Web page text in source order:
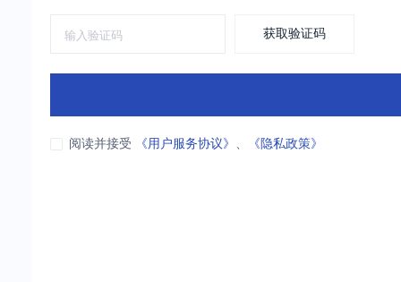
获取验证码
阅读并接受 《用户服务协议》 、 《隐私政策》